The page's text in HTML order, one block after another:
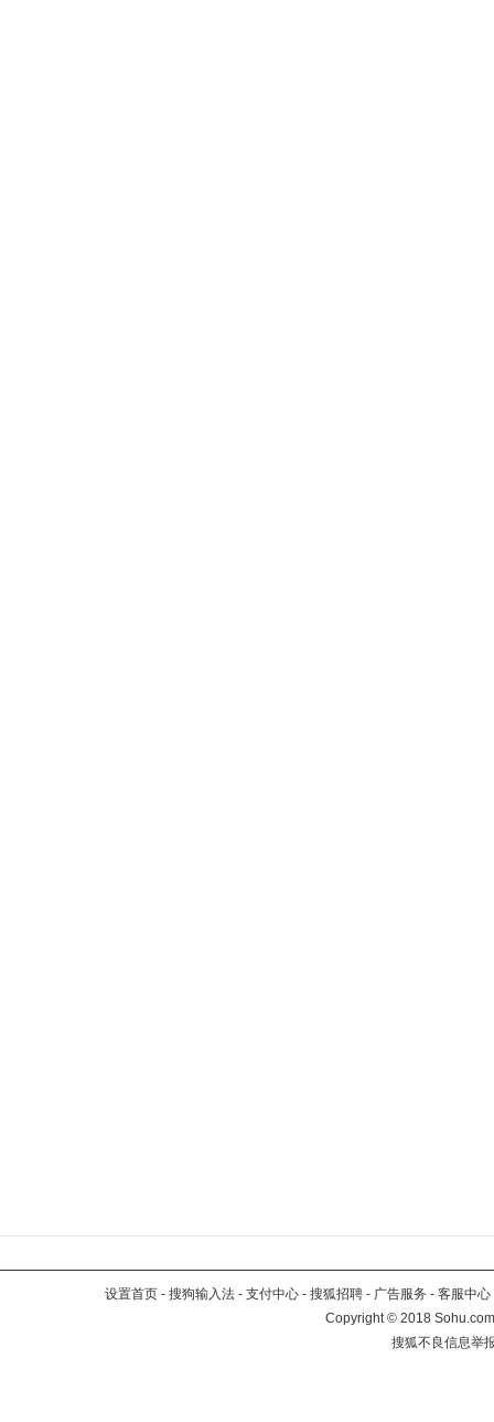
设置首页 - 搜狗输入法 - 支付中心 - 搜狐招聘 - 广告服务 - 客服中心
Copyright©2018
搜狐不良信息举